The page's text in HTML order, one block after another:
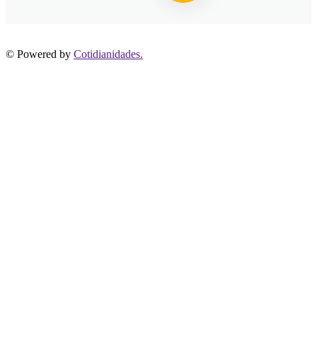
© Powered by Cotidianidades.